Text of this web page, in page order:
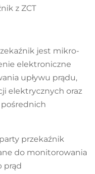
z ZCT
jest mikro-
elektroniczne
upływu prądu,
elektrycznych oraz
przekaźnik
do monitorowania
prąd